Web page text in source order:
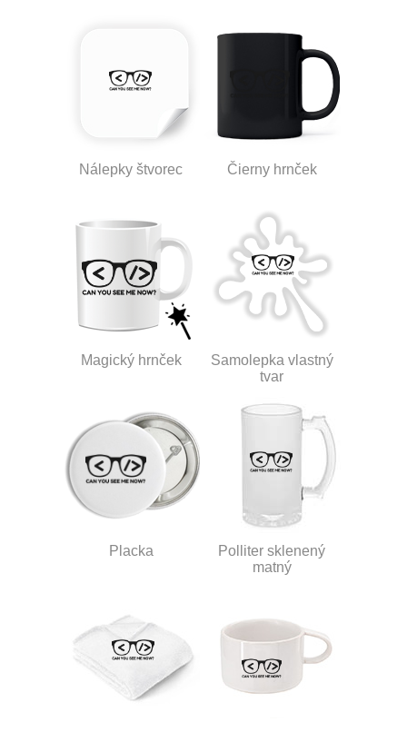
Nálepky štvorec Čierny hrnček
Magický hrnček
Samolepka vlastný
tvar
Placka
Polliter sklenený
matný